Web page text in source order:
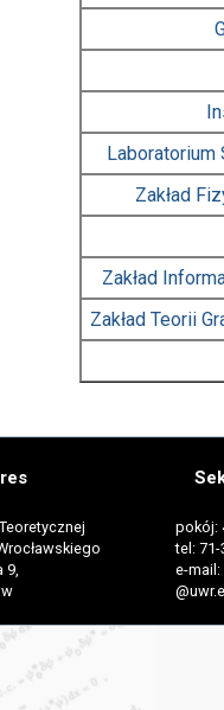
Zakład
Zakład
Zakład Teorii
9,
pokój:
tel: 71-
e-